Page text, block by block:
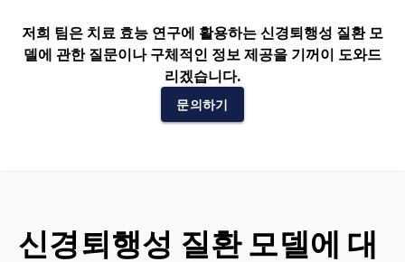
저희 팀은 치료 효능 연구에 활용하는 신경퇴행성 질환 모
델에 관한 질문이나 구체적인 정보 제공을 기꺼이 도와드
리겠습니다.
문의하기
신경퇴행성 질환 모델에 대